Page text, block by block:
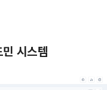
시스템